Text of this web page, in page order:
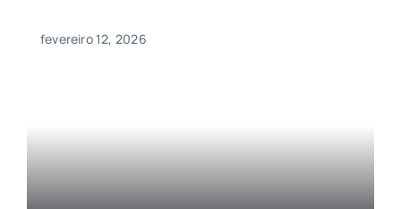
fevereiro 12, 2026